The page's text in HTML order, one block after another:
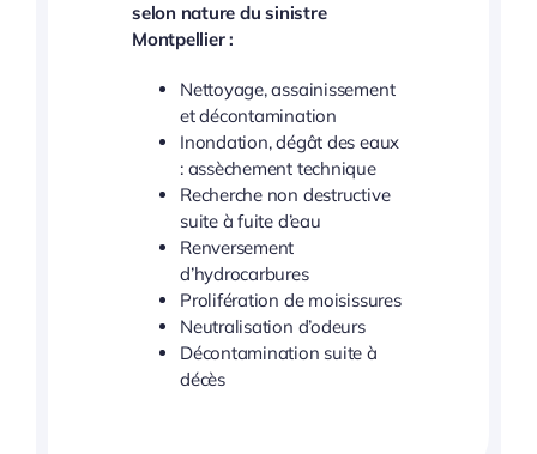
selon nature du sinistre
Montpellier :
Nettoyage, assainissement
et décontamination
Inondation, dégât des eaux
: assèchement technique
Recherche non destructive
suite à fuite d’eau
Renversement
d’hydrocarbures
Prolifération de moisissures
Neutralisation d’odeurs
Décontamination suite à
décès